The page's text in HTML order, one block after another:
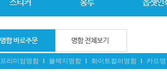
프리미엄명함 l 블랙지명함 l 화이트컬러명함 l 카드